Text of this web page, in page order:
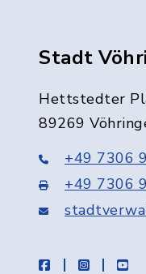
Stadt
Hettstedter
89269
+49 7306
+49 7306
facebookinstagram